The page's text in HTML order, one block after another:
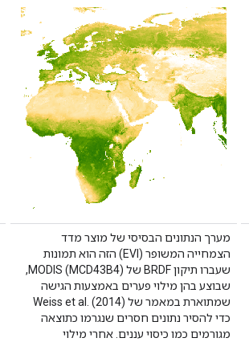
מערך הנתונים הבסיסי של מוצר מדד
הצמחייה המשופר (EVI) הזה הוא תמונות
שעברו תיקון BRDF של MODIS (MCD43B4),
שבוצע בהן מילוי פערים באמצעות הגישה
שמתוארת במאמר של Weiss et al. (2014)
כדי להסיר נתונים חסרים שנגרמו כתוצאה
מגורמים כמו כיסוי עננים. אחרי מילוי